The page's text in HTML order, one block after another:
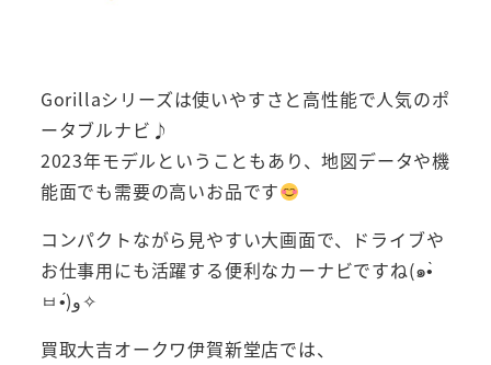
Gorillaシリーズは使いやすさと高性能で人気のポ
ータブルナビ♪
2023年モデルということもあり、地図データや機
能面でも需要の高いお品です
コンパクトながら見やすい大画面で、ドライブや
お仕事用にも活躍する便利なカーナビですね(๑•̀
ㅂ•́)و✧
買取大吉オークワ伊賀新堂店では、